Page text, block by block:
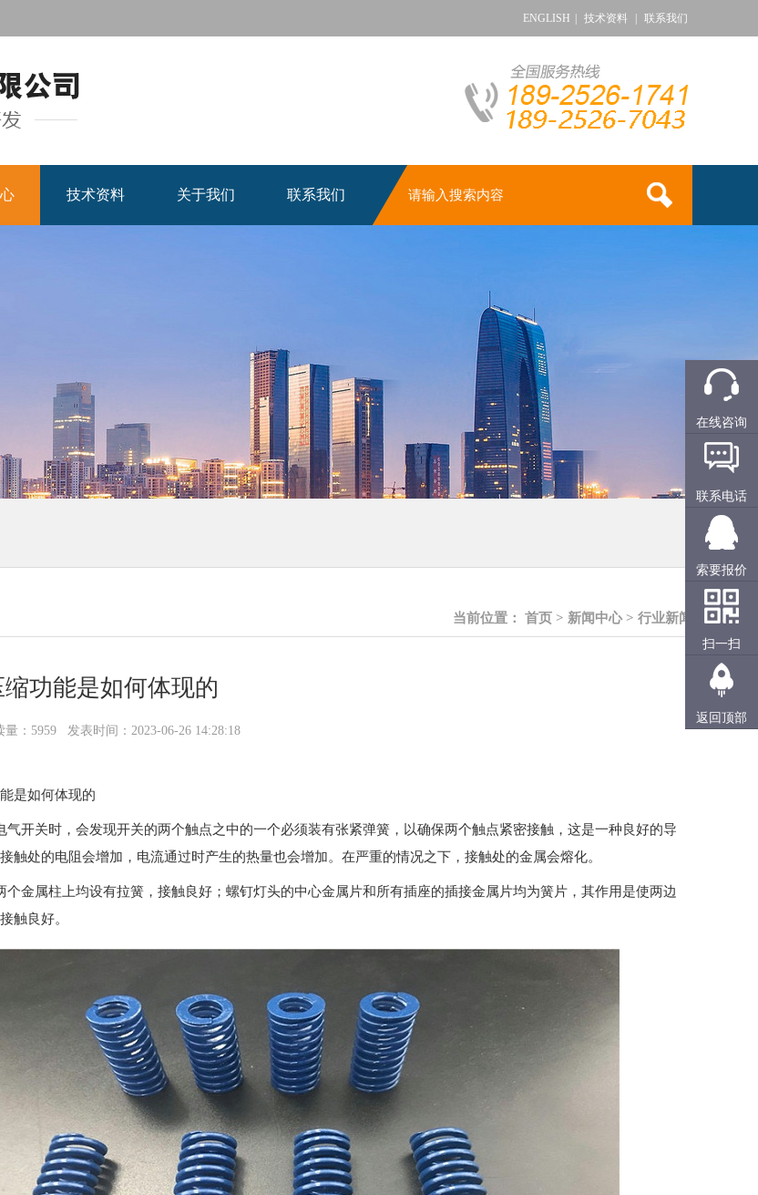
ENGLISH 技术资料 联系我们
技术资料 关于我们 联系我们
当前位置： 首页 > 新闻中心 > 行业新闻
功能是如何体现的
量：5959 发表时间：2023-06-26 14:28:18
是如何体现的
气开关时，会发现开关的两个触点之中的一个必须装有张紧弹簧，以确保两个触点紧密接触，这是一种良好的导
触处的电阻会增加，电流通过时产生的热量也会增加。在严重的情况之下，接触处的金属会熔化。
个金属柱上均设有拉簧，接触良好；螺钉灯头的中心金属片和所有插座的插接金属片均为簧片，其作用是使两边
触良好。
在线咨询
联系电话
索要报价
扫一扫
返回顶部